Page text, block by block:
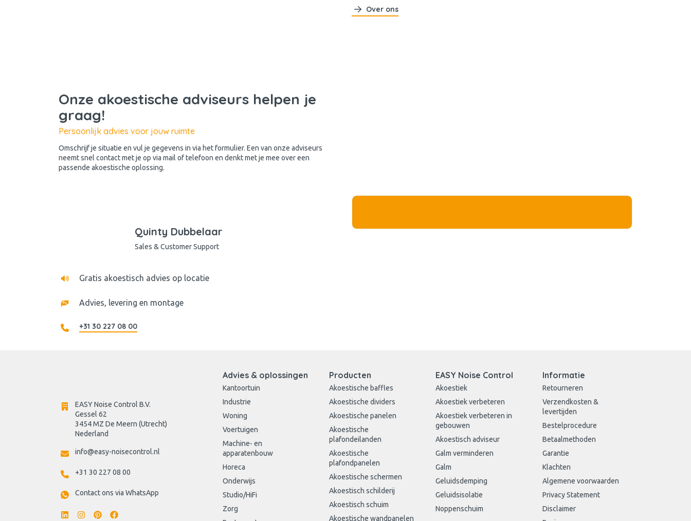
Over ons
Onze akoestische adviseurs helpen je
graag!
Persoonlijk advies voor jouw ruimte
Omschrijf je situatie en vul je gegevens in via het formulier. Een van onze adviseurs
neemt snel contact met je op via mail of telefoon en denkt met je mee over een
passende akoestische oplossing.
Quinty Dubbelaar
Sales & Customer Support
Gratis akoestisch advies op locatie
Advies, levering en montage
+31 30 227 08 00
EASY Noise Control B.V.
Gessel 62
3454 MZ De Meern (Utrecht)
Nederland
info@easy-noisecontrol.nl
+31 30 227 08 00
Contact ons via WhatsApp
Advies & oplossingen
Kantoortuin
Industrie
Woning
Voertuigen
Machine- en
apparatenbouw
Horeca
Onderwijs
Studio/HiFi
Zorg
Producten
Akoestische baffles
Akoestische dividers
Akoestische panelen
Akoestische
plafondeilanden
Akoestische
plafondpanelen
Akoestische schermen
Akoestisch schilderij
Akoestisch schuim
Akoestische wandpanelen
EASY Noise Control
Akoestiek
Akoestiek verbeteren
Akoestiek verbeteren in
gebouwen
Akoestisch adviseur
Galm verminderen
Galm
Geluidsdemping
Geluidsisolatie
Noppenschuim
Informatie
Retourneren
Verzendkosten &
levertijden
Bestelprocedure
Betaalmethoden
Garantie
Klachten
Algemene voorwaarden
Privacy Statement
Disclaimer